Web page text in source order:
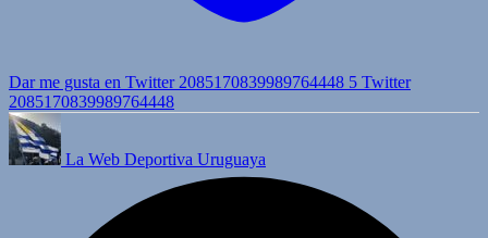
Dar me gusta en Twitter 2085170839989764448 5 Twitter
2085170839989764448
La Web Deportiva Uruguaya